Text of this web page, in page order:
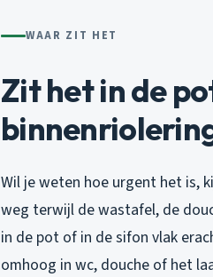
WAAR ZIT HET
Zit het in de
Wil je weten hoe urgent het is,
weg terwijl de wastafel, de
in de pot of in de sifon vlak
omhoog in wc, douche of het